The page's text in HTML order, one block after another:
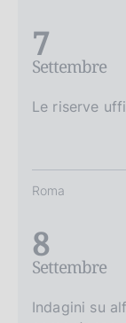
7
Settembre
Le riserve
Roma
8
Settembre
Indagini su